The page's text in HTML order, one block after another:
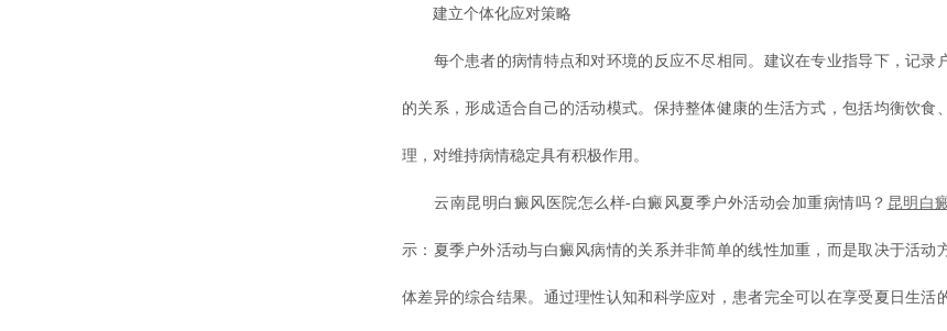
建立个体化应对策略
每个患者的病情特点和对环境的反应不尽相同。建议在专业指导下，记录
的关系，形成适合自己的活动模式。保持整体健康的生活方式，包括均衡饮食
理，对维持病情稳定具有积极作用。
云南昆明白癜风医院怎么样-白癜风夏季户外活动会加重病情吗？ 昆明白
示：夏季户外活动与白癜风病情的关系并非简单的线性加重，而是取决于活动
体差异的综合结果。通过理性认知和科学应对，患者完全可以在享受夏日生活